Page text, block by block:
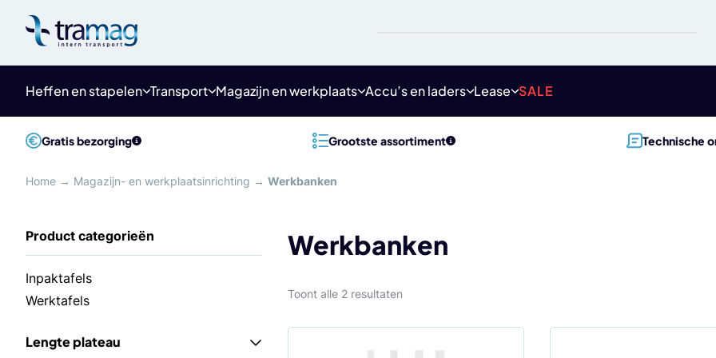
content
Heffen en stapelen Transport Magazijn en werkplaats Accu’s en laders Lease SALE
Gratis bezorging Grootste assortiment Technische
Home → Magazijn- en werkplaatsinrichting → Werkbanken
Werkbanken
Inpaktafels
Werktafels
Lengte plateau
Toont alle 2 resultaten